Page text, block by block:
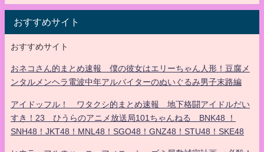
おすすめサイト
おすすめサイト
おネコさん的まとめ速報 僕の彼女はエリーちゃん人形！豆腐メ
ンタルメンヘラ電波中年アルバイターのぬいぐるみ男子末路編
アイドッフル！ ワタクシ的まとめ速報 地下格闘アイドルだい
すき！23 ひうらのアニメ放送局101ちゃんねる BNK48 ！
SNH48！JKT48！MNL48！SGO48！GNZ48！STU48！SKE48